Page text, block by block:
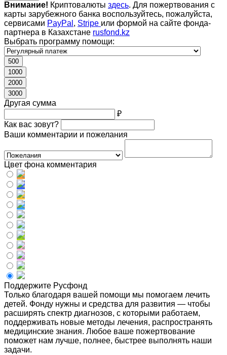
Внимание! Криптовалюты здесь. Для пожертвования с
карты зарубежного банка воспользуйтесь, пожалуйста,
сервисами PayPal , Stripe или формой на сайте фонда-
партнера в Казахстане rusfond.kz
Выбрать программу помощи:
500
1000
2000
3000
Другая сумма
₽
Как вас зовут?
Ваши комментарии и пожелания
Цвет фона комментария
Поддержите Русфонд
Только благодаря вашей помощи мы помогаем лечить
детей. Фонду нужны и средства для развития — чтобы
расширять спектр диагнозов, с которыми работаем,
поддерживать новые методы лечения, распространять
медицинские знания. Любое ваше пожертвование
поможет нам лучше, полнее, быстрее выполнять наши
задачи.